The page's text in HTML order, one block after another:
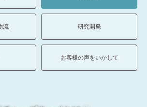
流 研究開発
お客様の声をいかして